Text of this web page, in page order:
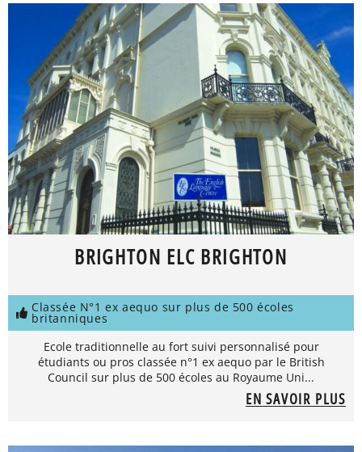
BRIGHTON ELC BRIGHTON
Classée N°1 ex aequo sur plus de 500 écoles
britanniques
Ecole traditionnelle au fort suivi personnalisé pour
étudiants ou pros classée n°1 ex aequo par le British
Council sur plus de 500 écoles au Royaume Uni...
EN SAVOIR PLUS